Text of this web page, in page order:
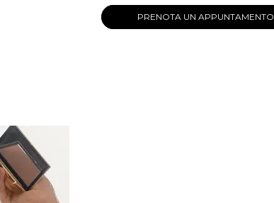
PRENOTA UN APPUNTAMENTO